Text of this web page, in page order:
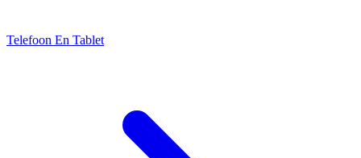
Telefoon En Tablet